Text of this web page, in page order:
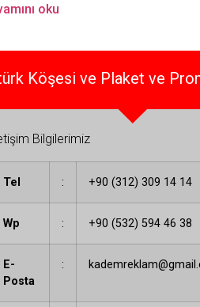
oku
Köşesi ve Plaket ve
Bilgilerimiz
Tel : +90 (312) 309 14 14
Wp : +90 (532) 594 46 38
E-
Posta
: